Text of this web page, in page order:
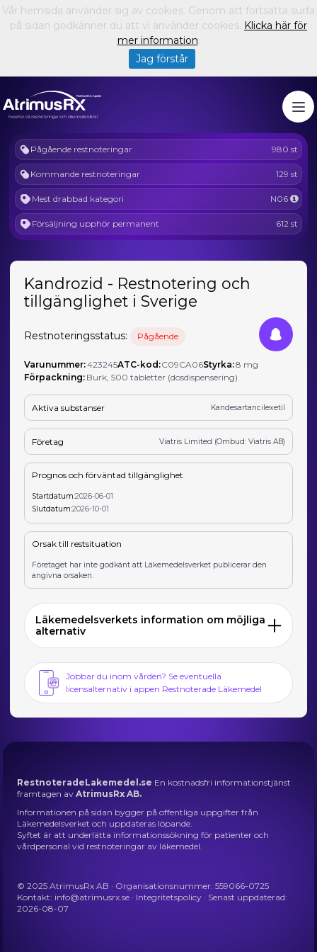
Pågående restnoteringar 980 st
Kommande restnoteringar 129 st
Mest drabbad kategori N06
Försäljning upphör permanent 612 st
Kandrozid - Restnotering och
tillgänglighet i Sverige
Restnoteringsstatus: Pågående
Varunummer:423245ATC-kod:C09CA06Styrka:8 mg
Förpackning: Burk, 500 tabletter (dosdispensering)
Aktiva substanser Kandesartancilexetil
Företag Viatris Limited (Ombud: Viatris AB)
Prognos och förväntad tillgänglighet
Startdatum:2026-06-01
Slutdatum:2026-10-01
Orsak till restsituation
Företaget har inte godkänt att Läkemedelsverket publicerar den
angivna orsaken.
Läkemedelsverkets information om möjliga
alternativ
Jobbar du inom vården? Se eventuella
licensalternativ i appen Restnoterade Läkemedel
RestnoteradeLakemedel.se En kostnadsfri informationstjänst
framtagen avAtrimusRx AB.
Informationen på sidan bygger på offentliga uppgifter från
Läkemedelsverket och uppdateras löpande.
Syftet är att underlätta informationssökning för patienter och
vårdpersonal vid restnoteringar av läkemedel.
© 2025 AtrimusRx AB · Organisationsnummer: 559066-0725
Kontakt: info@atrimusrx.se · Integritetspolicy · Senast uppdaterad:
2026-08-07
Vår hemsida använder sig av cookies. Genom att fortsätta surfa
på sidan godkänner du att vi använder cookies. Klicka här för
mer information.
Jag förstår